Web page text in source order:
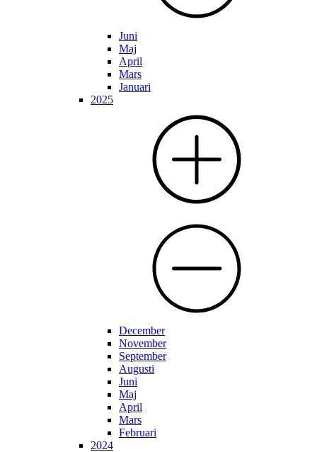
Juni
Maj
April
Mars
Januari
2025
December
November
September
Augusti
Juni
Maj
April
Mars
Februari
2024